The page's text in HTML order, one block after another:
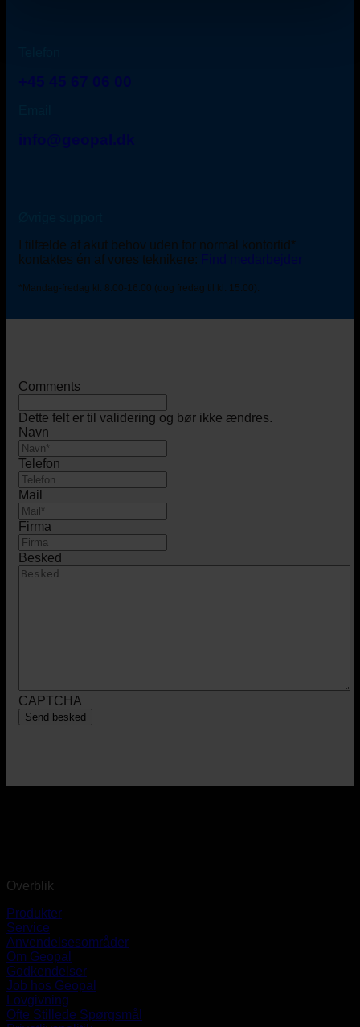
I tilfælde af akut behov uden for normal kontortid*
kontaktes én af vores teknikere:
*Mandag-fredag kl. 8:00-16:00 (dog fredag til kl. 15:00).
Comments
Dette felt er til validering og bør ikke ændres.
Navn
Telefon
Mail
Firma
Besked
CAPTCHA
Overblik
Produkter
Service
Anvendelsesområder
Om Geopal
Godkendelser
Job hos Geopal
Lovgivning
Ofte Stillede Spørgsmål